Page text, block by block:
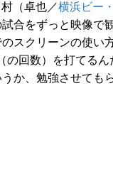
（卓也／横浜ビー・
合をずっと映像で
スクリーンの使い
の回数）を打てるん
か、勉強させても